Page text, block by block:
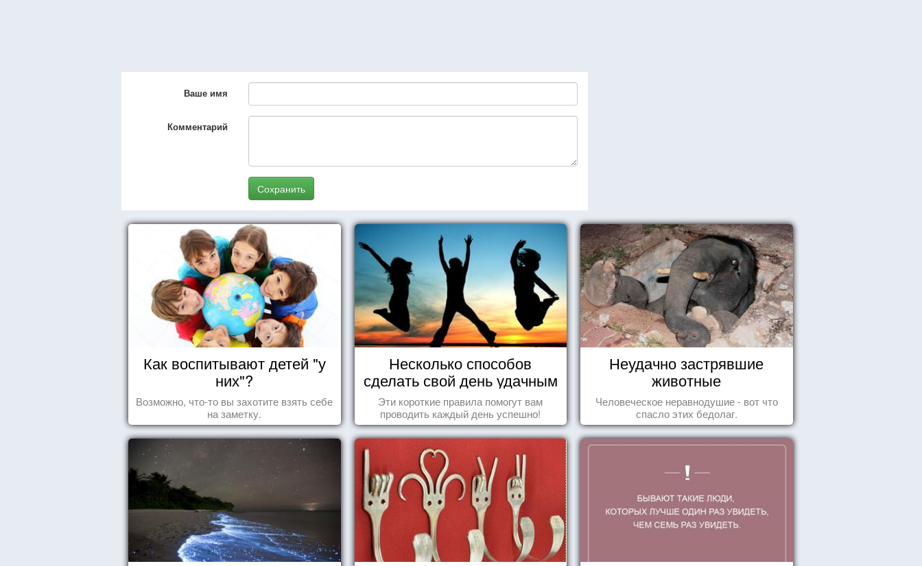
Ваше имя
Комментарий
Сохранить
Как воспитывают детей "у
них"?
Возможно, что-то вы захотите взять себе
на заметку.
Несколько способов
сделать свой день удачным
Эти короткие правила помогут вам
проводить каждый день успешно!
Неудачно застрявшие
животные
Человеческое неравнодушие - вот что
спасло этих бедолаг.